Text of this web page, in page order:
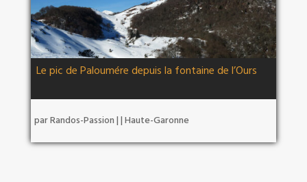
Le pic de Paloumére depuis la fontaine de l’Ours
parRandos-Passion | | Haute-Garonne